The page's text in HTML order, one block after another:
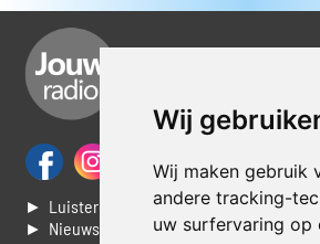
Wij
Wij maken gebruik
andere tracking-
uw surfervaring op
► Luisteren naar Jouwradio
► Nieuws